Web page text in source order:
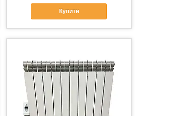
Купити